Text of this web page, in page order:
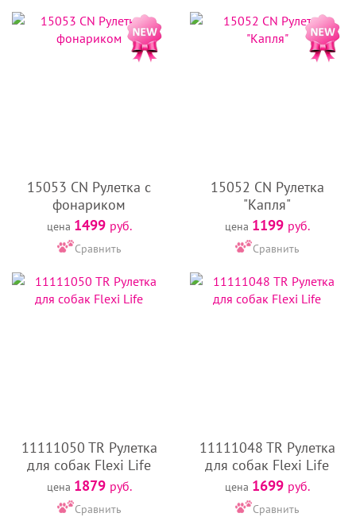
кристаллами Сваровски. Великолепие цветов и рисунков
просто завораживает. Такая вещь может стать прекрасным
подарком и ее хозяйке, и ей самой.
Модно, стильно, современно! Гуляем шикарно!
15053 CN Рулетка с
фонариком
цена 1499 руб.
Сравнить
15052 CN Рулетка
"Капля"
цена 1199 руб.
Сравнить
11111050 TR Рулетка
для собак Flexi Life
цена 1879 руб.
Сравнить
11111048 TR Рулетка
для собак Flexi Life
цена 1699 руб.
Сравнить